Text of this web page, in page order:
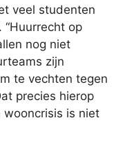
veel studenten
op
nog niet
zijn
te vechten tegen
precies hierop
is niet